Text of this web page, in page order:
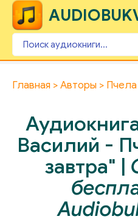
Главная Авторы
Василий -
завтра" |